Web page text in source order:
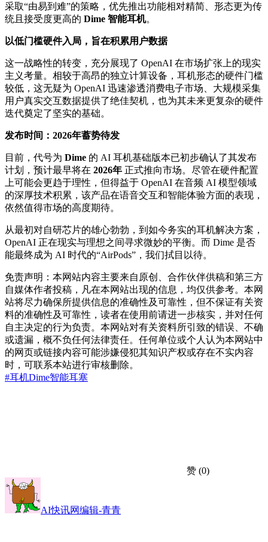
采取“由易到难”的策略，优先推出功能相对精简、形态更为传
统且接受度更高的 Dime 智能耳机。
以低门槛硬件入局，旨在积累用户数据
这一战略性的转变，充分展现了 OpenAI 在市场扩张上的现实
主义考量。相较于高昂的独立计算设备，耳机形态的硬件门槛
较低，这无疑为 OpenAI 迅速渗透消费电子市场、大规模采集
用户真实交互数据提供了绝佳契机，也为其未来更复杂的硬件
迭代奠定了坚实的基础。
发布时间：2026年蓄势待发
目前，代号为 Dime 的 AI 耳机基础版本已初步确认了其发布
计划，预计最早将在 2026年 正式推向市场。尽管在硬件配置
上可能会更趋于理性，但得益于 OpenAI 在音频 AI 模型领域
的深厚技术积累，该产品在语音交互和智能体验方面的表现，
依然值得市场的高度期待。
从最初对自研芯片的雄心勃勃，到如今务实的耳机解决方案，
OpenAI 正在现实与理想之间寻求微妙的平衡。而 Dime 是否
能最终成为 AI 时代的“AirPods”，我们拭目以待。
免责声明：本网站内容主要来自原创、合作伙伴供稿和第三方
自媒体作者投稿，凡在本网站出现的信息，均仅供参考。本网
站将尽力确保所提供信息的准确性及可靠性，但不保证有关资
料的准确性及可靠性，读者在使用前请进一步核实，并对任何
自主决定的行为负责。本网站对有关资料所引致的错误、不确
或遗漏，概不负任何法律责任。任何单位或个人认为本网站中
的网页或链接内容可能涉嫌侵犯其知识产权或存在不实内容
时，可联系本站进行审核删除。
#耳机Dime智能耳塞
赞 (0)
AI快讯网编辑-青青